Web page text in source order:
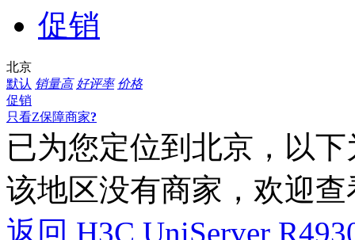
促销
北京
默认 销量高 好评率 价格
促销
只看Z保障商家?
已为您定位到 北京 ，以
该地区没有商家，欢迎
返回 H3C UniServer